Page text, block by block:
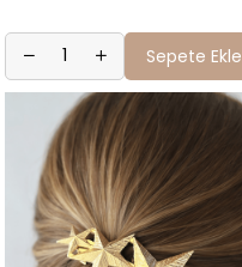
Sepete Ekle